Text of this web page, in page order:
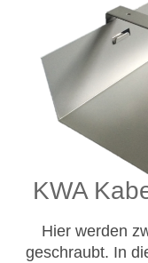
KWA
Hier werden
geschraubt. In